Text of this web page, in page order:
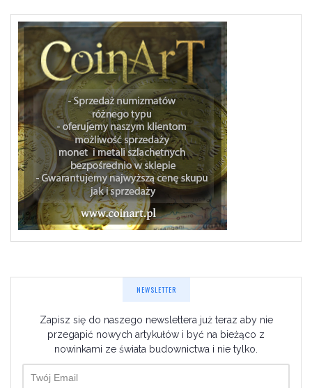
NEWSLETTER
Zapisz się do naszego newslettera już teraz aby nie
przegapić nowych artykułów i być na bieżąco z
nowinkami ze świata budownictwa i nie tylko.